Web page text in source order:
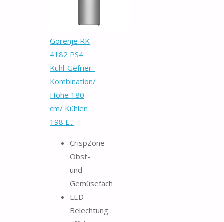
Gorenje RK
4182 PS4
Kühl-Gefrier-
Kombination/
Höhe 180
cm/ Kühlen
198 L...
CrispZone
Obst-
und
Gemüsefach
LED
Belechtung: